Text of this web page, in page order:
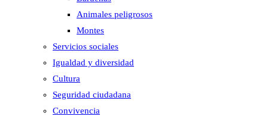
Animales peligrosos
Montes
Servicios sociales
Igualdad y diversidad
Cultura
Seguridad ciudadana
Convivencia